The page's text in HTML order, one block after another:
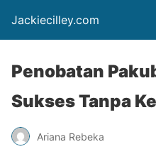
Jackiecilley.com
Penobatan
Sukses Tanpa
Ariana Rebeka